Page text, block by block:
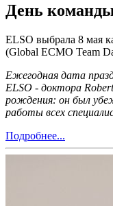
День
ELSO выбрала 8 мая
(Global ECMO Team
Ежегодная дата
ELSO - доктора
рождения: он был
работы всех
Подробнее...